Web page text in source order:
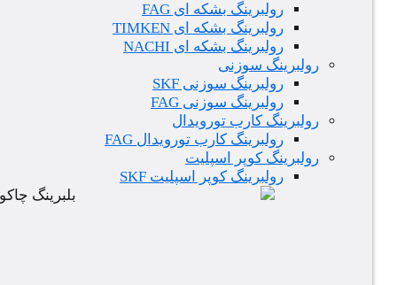
رولبرینگ بشکه ای FAG
رولبرینگ بشکه ای TIMKEN
رولبرینگ بشکه ای NACHI
رولبرینگ سوزنی
رولبرینگ سوزنی SKF
رولبرینگ سوزنی FAG
رولبرینگ کارب تورویدال
رولبرینگ کارب تورویدال FAG
رولبرینگ کوپر اسپلیت
رولبرینگ کوپر اسپلیت SKF